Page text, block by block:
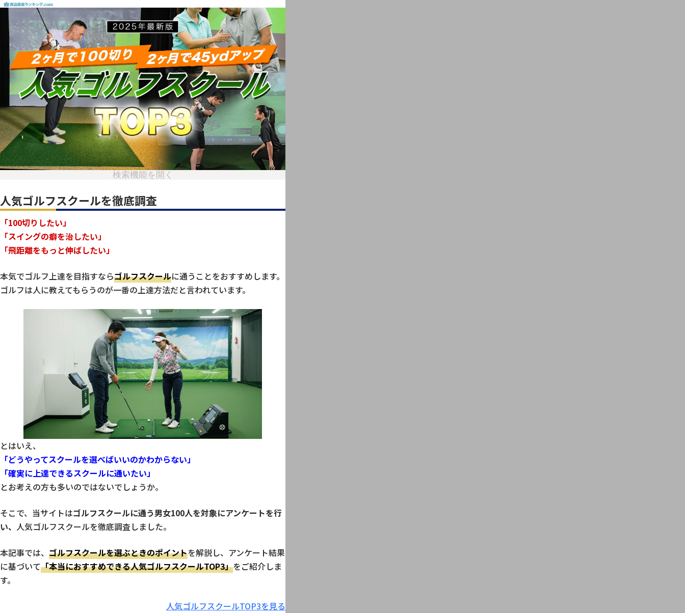
検索機能を開く
人気ゴルフスクールを徹底調査
「100切りしたい」
「スイングの癖を治したい」
「飛距離をもっと伸ばしたい」
本気でゴルフ上達を目指すならゴルフスクールに通うことをおすすめします。
ゴルフは人に教えてもらうのが一番の上達方法だと言われています。
とはいえ、
「どうやってスクールを選べばいいのかわからない」
「確実に上達できるスクールに通いたい」
とお考えの方も多いのではないでしょうか。
そこで、当サイトはゴルフスクールに通う男女100人を対象にアンケートを行
い、 人気ゴルフスクールを徹底調査しました。
本記事では、 ゴルフスクールを選ぶときのポイントを解説し、アンケート結果
に基づいて「本当におすすめできる人気ゴルフスクールTOP3」をご紹介しま
す。
人気ゴルフスクールTOP3を見る